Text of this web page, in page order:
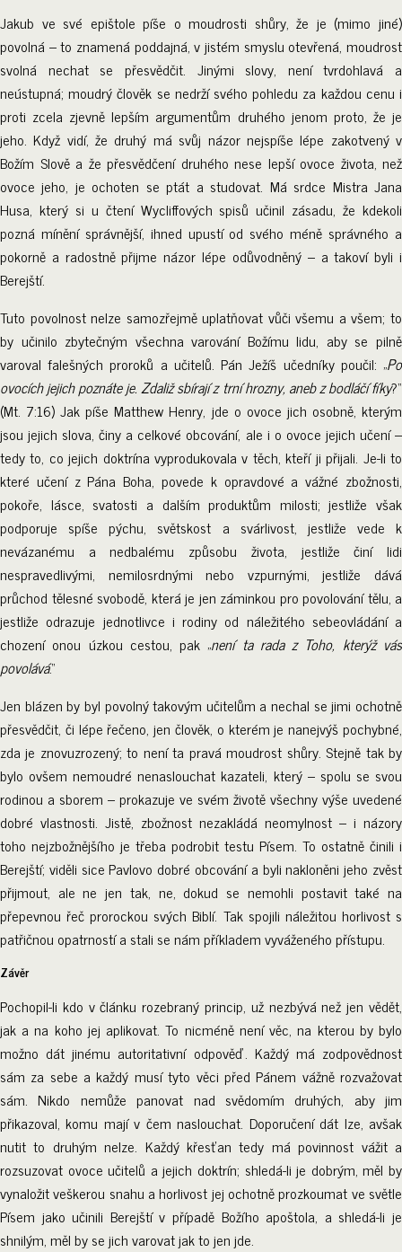
Jakub ve své epištole píše o moudrosti shůry, že je (mimo jiné)
povolná – to znamená poddajná, v jistém smyslu otevřená, moudrost
svolná nechat se přesvědčit. Jinými slovy, není tvrdohlavá a
neústupná; moudrý člověk se nedrží svého pohledu za každou cenu i
proti zcela zjevně lepším argumentům druhého jenom proto, že je
jeho. Když vidí, že druhý má svůj názor nejspíše lépe zakotvený v
Božím Slově a že přesvědčení druhého nese lepší ovoce života, než
ovoce jeho, je ochoten se ptát a studovat. Má srdce Mistra Jana
Husa, který si u čtení Wycliffových spisů učinil zásadu, že kdekoli
pozná mínění správnější, ihned upustí od svého méně správného a
pokorně a radostně přijme názor lépe odůvodněný – a takoví byli i
Berejští.
Tuto povolnost nelze samozřejmě uplatňovat vůči všemu a všem; to
by učinilo zbytečným všechna varování Božímu lidu, aby se pilně
varoval falešných proroků a učitelů. Pán Ježíš učedníky poučil: „Po
ovocích jejich poznáte je. Zdaliž sbírají z trní hrozny, aneb z bodláčí fíky?“
(Mt. 7:16) Jak píše Matthew Henry, jde o ovoce jich osobně, kterým
jsou jejich slova, činy a celkové obcování, ale i o ovoce jejich učení –
tedy to, co jejich doktrína vyprodukovala v těch, kteří ji přijali. Je-li to
které učení z Pána Boha, povede k opravdové a vážné zbožnosti,
pokoře, lásce, svatosti a dalším produktům milosti; jestliže však
podporuje spíše pýchu, světskost a svárlivost, jestliže vede k
nevázanému a nedbalému způsobu života, jestliže činí lidi
nespravedlivými, nemilosrdnými nebo vzpurnými, jestliže dává
průchod tělesné svobodě, která je jen záminkou pro povolování tělu, a
jestliže odrazuje jednotlivce i rodiny od náležitého sebeovládání a
chození onou úzkou cestou, pak „není ta rada z Toho, kterýž vás
povolává.“
Jen blázen by byl povolný takovým učitelům a nechal se jimi ochotně
přesvědčit, či lépe řečeno, jen člověk, o kterém je nanejvýš pochybné,
zda je znovuzrozený; to není ta pravá moudrost shůry. Stejně tak by
bylo ovšem nemoudré nenaslouchat kazateli, který – spolu se svou
rodinou a sborem – prokazuje ve svém životě všechny výše uvedené
dobré vlastnosti. Jistě, zbožnost nezakládá neomylnost – i názory
toho nejzbožnějšího je třeba podrobit testu Písem. To ostatně činili i
Berejští; viděli sice Pavlovo dobré obcování a byli nakloněni jeho zvěst
přijmout, ale ne jen tak, ne, dokud se nemohli postavit také na
přepevnou řeč prorockou svých Biblí. Tak spojili náležitou horlivost s
patřičnou opatrností a stali se nám příkladem vyváženého přístupu.
Závěr
Pochopil-li kdo v článku rozebraný princip, už nezbývá než jen vědět,
jak a na koho jej aplikovat. To nicméně není věc, na kterou by bylo
možno dát jinému autoritativní odpověď. Každý má zodpovědnost
sám za sebe a každý musí tyto věci před Pánem vážně rozvažovat
sám. Nikdo nemůže panovat nad svědomím druhých, aby jim
přikazoval, komu mají v čem naslouchat. Doporučení dát lze, avšak
nutit to druhým nelze. Každý křesťan tedy má povinnost vážit a
rozsuzovat ovoce učitelů a jejich doktrín; shledá-li je dobrým, měl by
vynaložit veškerou snahu a horlivost jej ochotně prozkoumat ve světle
Písem jako učinili Berejští v případě Božího apoštola, a shledá-li je
shnilým, měl by se jich varovat jak to jen jde.